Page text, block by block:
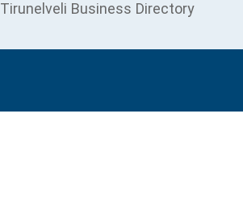
Tirunelveli Business Directory